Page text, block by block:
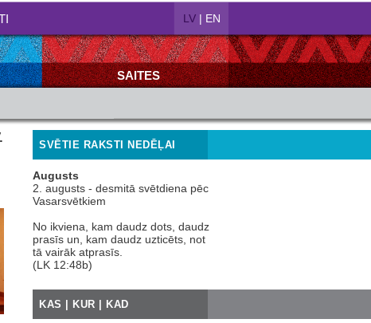
LV | EN
SAITES
SVĒTIE RAKSTI NEDĒĻAI
Augusts
2. augusts - desmitā svētdiena pēc
Vasarsvētkiem
No ikviena, kam daudz dots, daudz
prasīs un, kam daudz uzticēts, not
tā vairāk atprasīs.
(LK 12:48b)
KAS | KUR | KAD